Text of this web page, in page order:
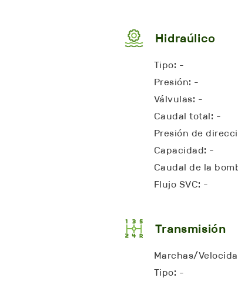
Hidraúlico
Tipo: -
Presión: -
Válvulas: -
Caudal total: -
Presión de
Capacidad: -
Caudal de la
Flujo SVC: -
Transmisión
Marchas/
Tipo: -